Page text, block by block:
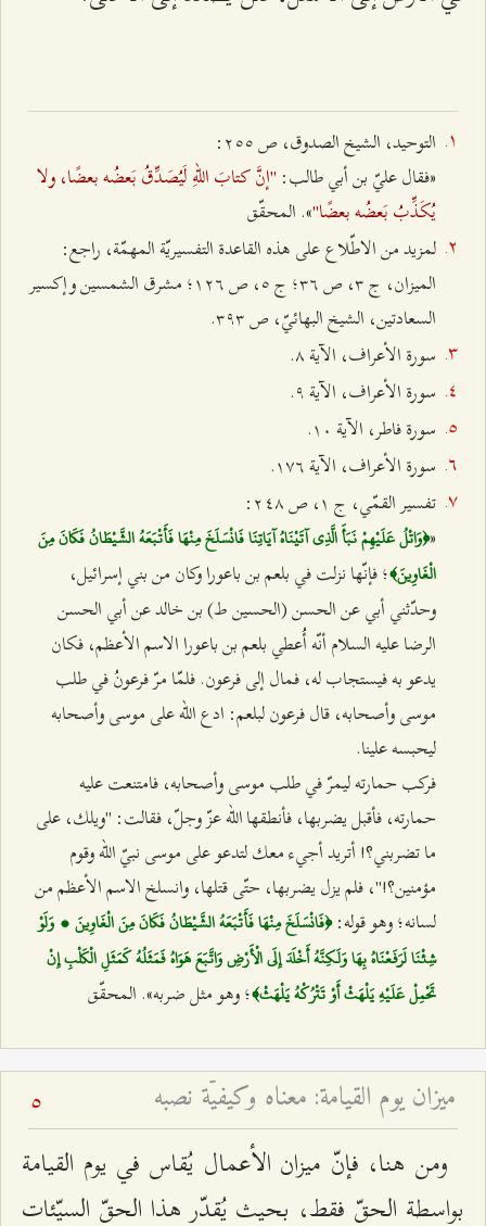
التوحيد، الشيخ الصدوق، ص ٢٥٥:
«فقال عليّ بن أبي طالب: "إنَّ كتابَ اللهِ لَيُصَدِّقُ بَعضُه بعضًا، ولا
يُكَذِّبُ بَعضُه بعضًا"». المحقّق
لمزيد من الاطّلاع على هذه القاعدة التفسيريّة المهمّة، راجع:
الميزان، ج ٣، ص ٣٦؛ ج ٥، ص ۱٢٦؛ مشرق الشمسين وإكسير
السعادتين، الشيخ البهائيّ، ص ٣٩٣.
سورة الأعراف، الآية ۸.
سورة الأعراف، الآية ٩.
سورة فاطر، الآية ۱۰.
سورة الأعراف، الآية ۱۷٦.
تفسير القمّي، ج ۱، ص ٢٤۸:
«﴿وَاتْلُ عَلَيْهِمْ نَبَأَ الَّذِي آتَيْنَاهُ آيَاتِنَا فَانْسَلَخَ مِنْهَا فَأَتْبَعَهُ الشَّيْطَانُ فَكَانَ مِنَ
الْغَاوِينَ﴾؛ فإنّها نزلت في بلعم بن باعورا وكان من بني إسرائيل،
وحدّثني أبي عن الحسن (الحسين ط) بن خالد عن أبي الحسن
الرضا عليه السلام أنّه أُعطي بلعم بن باعورا الاسم الأعظم، فكان
يدعو به فيستجاب له، فمال إلى فرعون. فلمّا مرّ فرعونُ في طلب
موسى وأصحابه، قال فرعون لبلعم: ادع الله على موسى وأصحابه
ليحبسه علينا.
فركب حمارته ليمرّ في طلب موسى وأصحابه، فامتنعت عليه
حمارته، فأقبل يضربها، فأنطقها الله عزّ وجلّ، فقالت: "ويلك، على
ما تضربني؟! أتريد أجيء معك لتدعو على موسى نبيّ الله وقوم
مؤمنين؟!"، فلم يزل يضربها، حتّى قتلها، وانسلخ الاسم الأعظم من
لسانه؛ وهو قوله:﴿فَانْسَلَخَ مِنْهَا فَأَتْبَعَهُ الشَّيْطَانُ فَكَانَ مِنَ الْغَاوِينَ ، وَلَوْ
شِئْنَا لَرَفَعْنَاهُ بِهَا وَلَكِنَّهُ أَخْلَدَ إِلَى الْأَرْضِ وَاتَّبَعَ هَوَاهُ فَمَثَلُهُ كَمَثَلِ الْكَلْبِ إِنْ
تَحْمِلْ عَلَيْهِ يَلْهَثْ أَوْ تَتْرُكْهُ يَلْهَثْ﴾؛ وهو مثل ضربه». المحقّق
ميزان يوم القيامة: معناه وكيفيّة نصبه 5
ومن هنا، فإنّ ميزان الأعمال يُقاس في يوم القيامة
بواسطة الحقّ فقط، بحيث يُقدّر هذا الحقّ السيّئات